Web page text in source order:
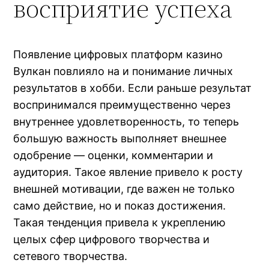
восприятие успеха
Появление цифровых платформ казино
Вулкан повлияло на и понимание личных
результатов в хобби. Если раньше результат
воспринимался преимущественно через
внутреннее удовлетворенность, то теперь
большую важность выполняет внешнее
одобрение — оценки, комментарии и
аудитория. Такое явление привело к росту
внешней мотивации, где важен не только
само действие, но и показ достижения.
Такая тенденция привела к укреплению
целых сфер цифрового творчества и
сетевого творчества.